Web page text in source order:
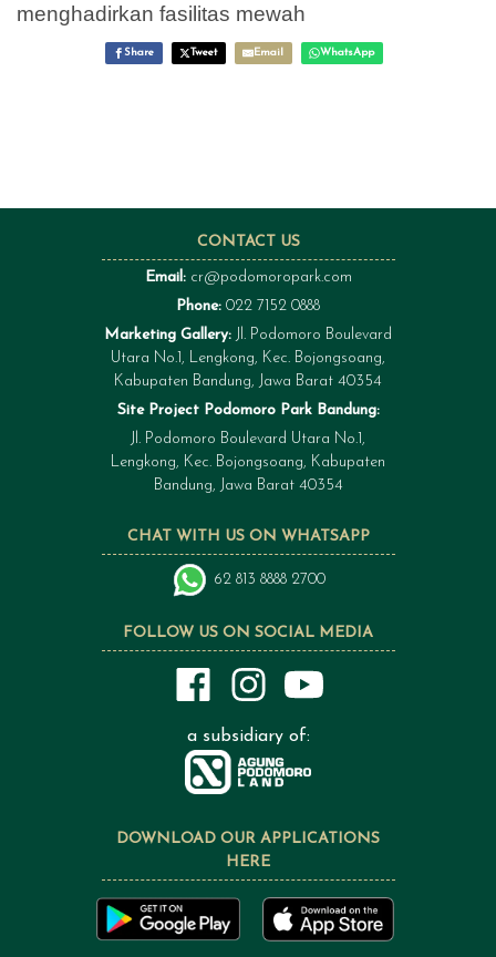
menghadirkan fasilitas mewah
Share Tweet Email WhatsApp
FOLLOW US ON SOCIAL MEDIA
a subsidiary of:
CHAT WITH US ON WHATSAPP
62 813 8888 2700
DOWNLOAD OUR APPLICATIONS
HERE
CONTACT US
Email: cr@podomoropark.com
Phone: 022 7152 0888
Marketing Gallery: Jl. Podomoro Boulevard
Utara No.1, Lengkong, Kec. Bojongsoang,
Kabupaten Bandung, Jawa Barat 40354
Site Project Podomoro Park Bandung:
Jl. Podomoro Boulevard Utara No.1,
Lengkong, Kec. Bojongsoang, Kabupaten
Bandung, Jawa Barat 40354